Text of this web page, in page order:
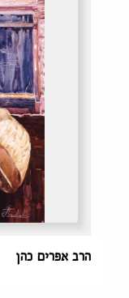
הרב אפרים כהן